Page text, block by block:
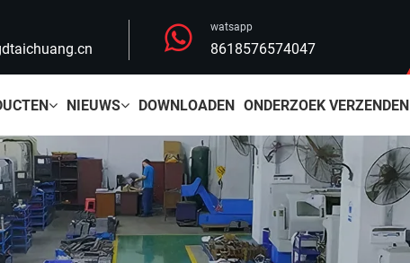
watsapp
8618576574047
NIEUWS DOWNLOADEN ONDERZOEK VERZENDEN